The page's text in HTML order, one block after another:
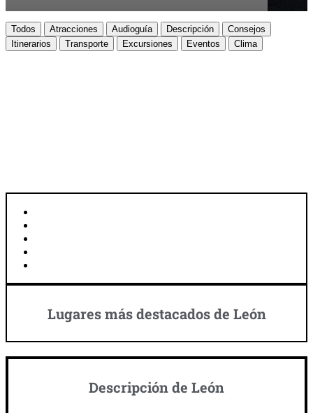
Todos Atracciones Audioguía Descripción
Consejos
Itinerarios
Transporte Excursiones Eventos Clima
Lugares más destacados de León
Descripción de León